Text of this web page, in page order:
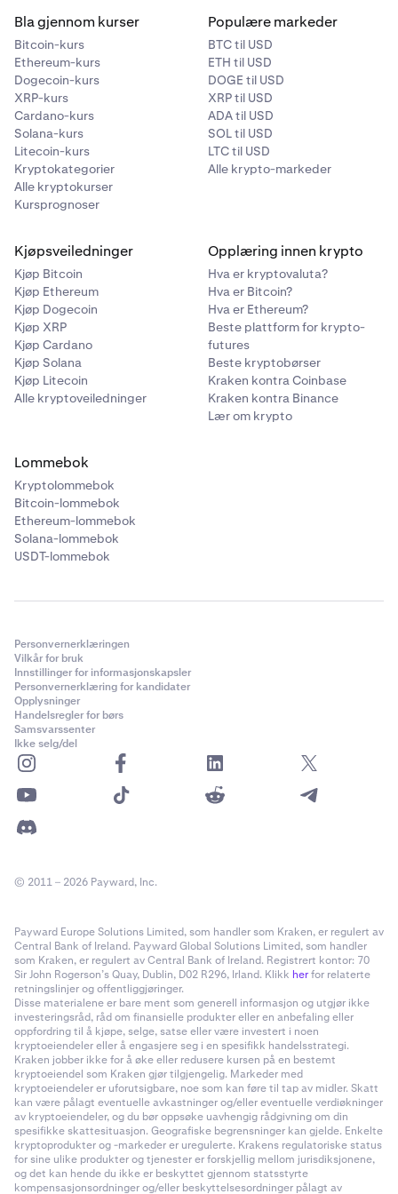
nettverket.
•
I begge tilfeller kan du pådra deg ekstra
bankgebyrer som er utenfor vår kontroll.
Samfunn for verdensomspennende interbankfinansielle
telekommunikasjoner (SWIFT):
SWIFT er et globalt meldingsnettverk som brukes til å
sikkert sende og motta informasjon, som for eksempel
instruksjoner for pengeoverføringer, mellom banker og
Denne finansieringsmetoden kan brukes for innskudd og
uttak i EUR, CHF, USD, GBP og CAD mellom de fleste
banker over hele verden. Overføringer bør sendes i
samme valuta som valgt på innskuddssiden.
Valutakryss-transaksjoner vil bli konvertert til Bank
Fricks interne valutakurs, og innskuddet vil bli kreditert i
den denominerte valutaen til den valgte Bank Frick-
kontoen. Du kan også pådra deg ekstra bankgebyrer
som er utenfor vår kontroll. SWIFT-
belastes av vår finansieringsleverandør Bank Frick.
SWIFT-overføringer kan være gjenstand for ekstra
kostnader og konverteringsgebyrer som er utenfor vår
kontroll fra mellomledd eller din egen bank.
Bla gjennom kurser
Bitcoin-kurs
Ethereum-kurs
Dogecoin-kurs
XRP-kurs
Cardano-kurs
Solana-kurs
Litecoin-kurs
Kryptokategorier
Alle kryptokurser
Kursprognoser
Populære markeder
BTC til USD
ETH til USD
DOGE til USD
XRP til USD
ADA til USD
SOL til USD
LTC til USD
Alle krypto-markeder
Kjøpsveiledninger
Kjøp Bitcoin
Kjøp Ethereum
Kjøp Dogecoin
Kjøp XRP
Kjøp Cardano
Kjøp Solana
Kjøp Litecoin
Alle kryptoveiledninger
Opplæring innen krypto
Hva er kryptovaluta?
Hva er Bitcoin?
Hva er Ethereum?
Beste plattform for krypto-
futures
Beste kryptobørser
Kraken kontra Coinbase
Kraken kontra Binance
Lær om krypto
Lommebok
Kryptolommebok
Bitcoin-lommebok
Ethereum-lommebok
Solana-lommebok
USDT-lommebok
Personvernerklæringen
Vilkår for bruk
Innstillinger for informasjonskapsler
Personvernerklæring for kandidater
Opplysninger
Handelsregler for børs
Samsvarssenter
Ikke selg/del
© 2011 – 2026 Payward, Inc.
Payward Europe Solutions Limited, som handler som Kraken, er regulert av
Central Bank of Ireland. Payward Global Solutions Limited, som handler
som Kraken, er regulert av Central Bank of Ireland. Registrert kontor: 70
Sir John Rogerson’s Quay, Dublin, D02 R296, Irland. Klikk herfor relaterte
retningslinjer og offentliggjøringer.
Disse materialene er bare ment som generell informasjon og utgjør ikke
investeringsråd, råd om finansielle produkter eller en anbefaling eller
oppfordring til å kjøpe, selge, satse eller være investert i noen
kryptoeiendeler eller å engasjere seg i en spesifikk handelsstrategi.
Kraken jobber ikke for å øke eller redusere kursen på en bestemt
kryptoeiendel som Kraken gjør tilgjengelig. Markeder med
kryptoeiendeler er uforutsigbare, noe som kan føre til tap av midler. Skatt
kan være pålagt eventuelle avkastninger og/eller eventuelle verdiøkninger
av kryptoeiendeler, og du bør oppsøke uavhengig rådgivning om din
spesifikke skattesituasjon. Geografiske begrensninger kan gjelde. Enkelte
kryptoprodukter og -markeder er uregulerte. Krakens regulatoriske status
for sine ulike produkter og tjenester er forskjellig mellom jurisdiksjonene,
og det kan hende du ikke er beskyttet gjennom statsstyrte
kompensasjonsordninger og/eller beskyttelsesordninger pålagt av